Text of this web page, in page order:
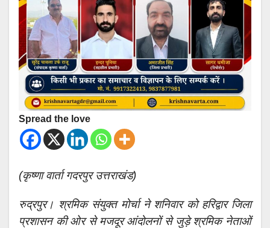
Spread the love
(कृष्णा वार्ता गदरपुर उत्तराखंड)
रुद्रपुर। श्रमिक संयुक्त मोर्चा ने शनिवार को हरिद्वार जिला
प्रशासन की ओर से मजदूर आंदोलनों से जुड़े श्रमिक नेताओं